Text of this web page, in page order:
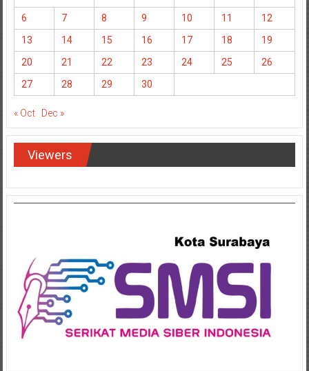
6
7 8 9 10 11
12
13
14 15 16 17 18
19
20
21 22 23 24 25
26
27
28 29 30
« Oct Dec »
Viewers